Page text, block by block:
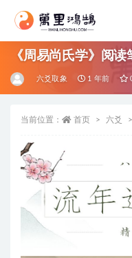
《周易尚氏学》阅
六爻取象 1 年前
当前位置： 首页 六爻